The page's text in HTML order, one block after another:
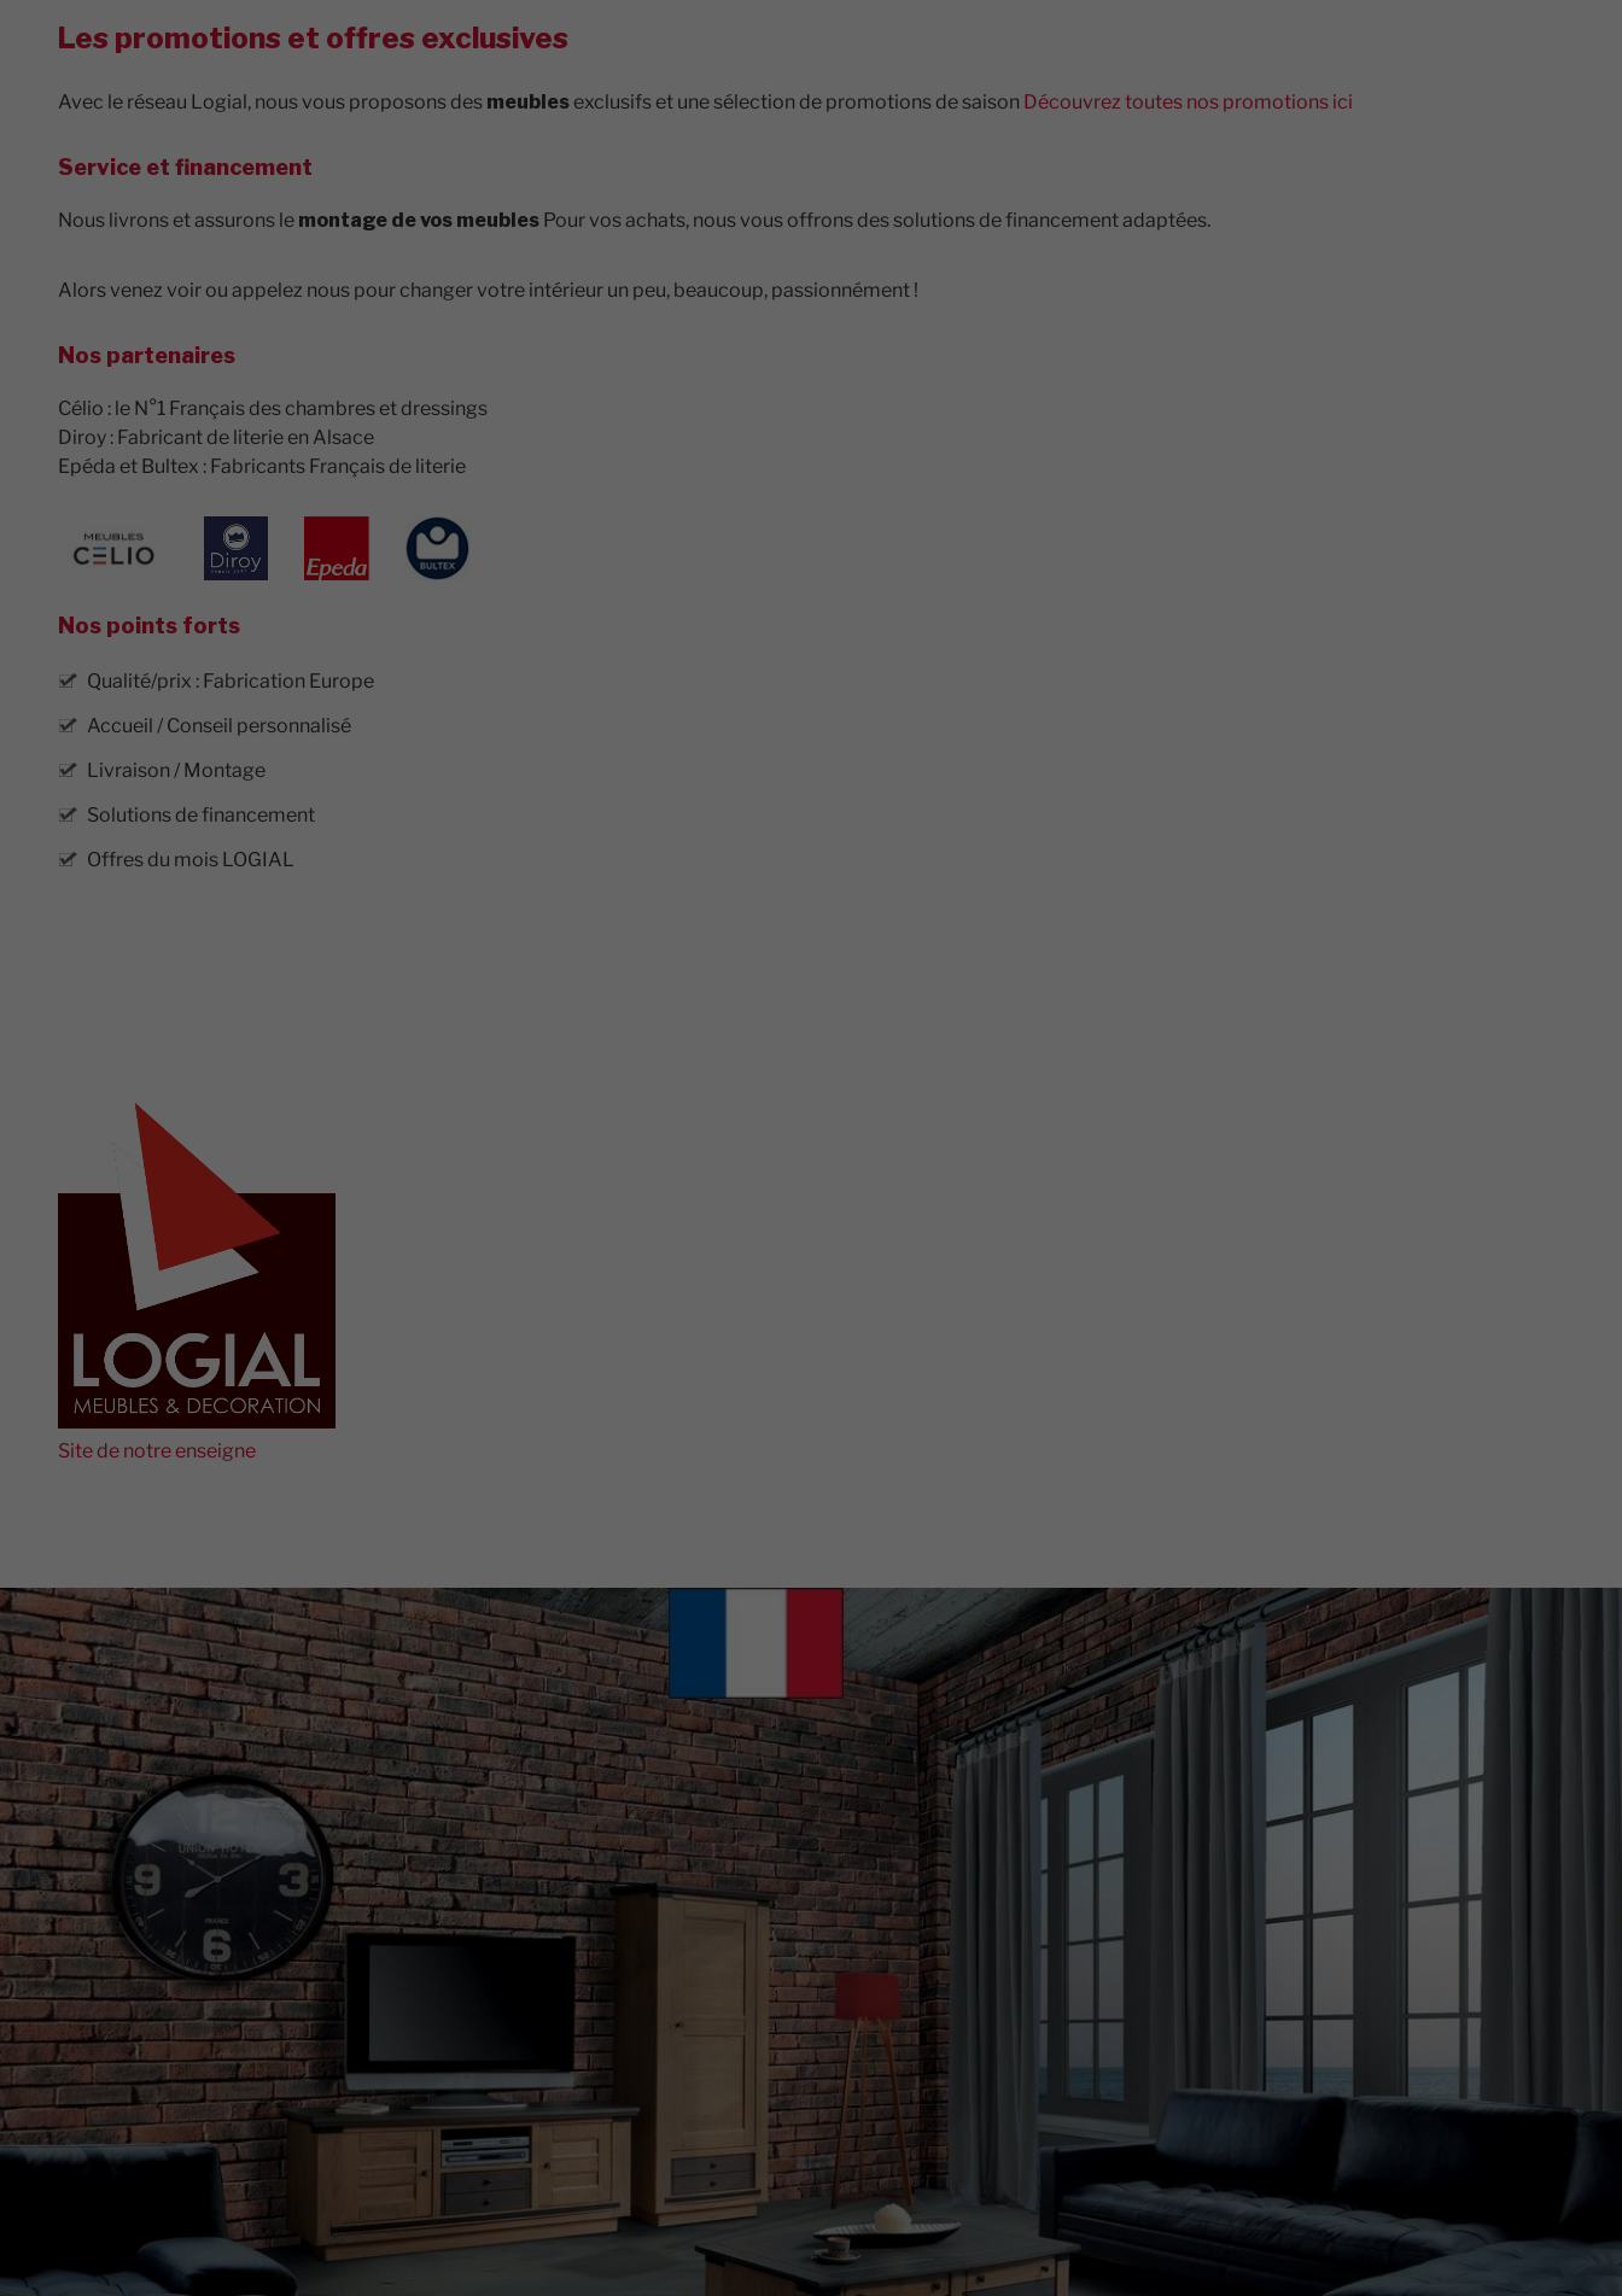
Les promotions et offres exclusives
Avec le réseau Logial, nous vous proposons des meubles exclusifs et une sélection de promotions de saison Découvrez toutes nos promotions ici
Service et financement
Nous livrons et assurons le montage de vos meubles Pour vos achats, nous vous offrons des solutions de financement adaptées.
Alors venez voir ou appelez nous pour changer votre intérieur un peu, beaucoup, passionnément !
Nos partenaires
Célio : le N°1 Français des chambres et dressings
Diroy : Fabricant de literie en Alsace
Epéda et Bultex : Fabricants Français de literie
Nos points forts
Qualité/prix : Fabrication Europe
Accueil / Conseil personnalisé
Livraison / Montage
Solutions de financement
Offres du mois LOGIAL
Site de notre enseigne
Nécessaires
Ces cookies ne
sont pas
facultatifs. Ils
sont
nécessaires au
fonctionnement
du site Web.
Statistiques
Afin que nous
puissions
améliorer la
fonctionnalité
et la structure
du site Web,
en fonction
de la manière
dont le site
Web est
utilisé.
Experience
Afin que notre
site Web
fonctionne au
mieux lors de